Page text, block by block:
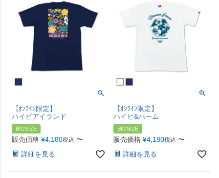
【ｵﾝﾗｲﾝ限定】
ハイビアイランド
BIGSIZE
販売価格 ¥4,180税込 〜
詳細を見る
【ｵﾝﾗｲﾝ限定】
ハイビ&パーム
BIGSIZE
販売価格 ¥4,180税込 〜
詳細を見る